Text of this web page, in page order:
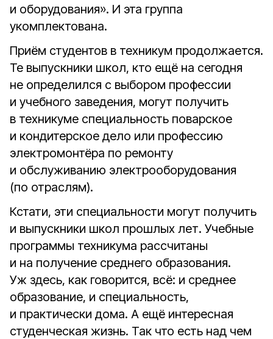
и оборудования». И эта группа
укомплектована.
Приём студентов в техникум продолжается.
Те выпускники школ, кто ещё на сегодня
не определился с выбором профессии
и учебного заведения, могут получить
в техникуме специальность поварское
и кондитерское дело или профессию
электромонтёра по ремонту
и обслуживанию электрооборудования
(по отраслям).
Кстати, эти специальности могут получить
и выпускники школ прошлых лет. Учебные
программы техникума рассчитаны
и на получение среднего образования.
Уж здесь, как говорится, всё: и среднее
образование, и специальность,
и практически дома. А ещё интересная
студенческая жизнь. Так что есть над чем